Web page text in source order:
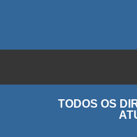
TODOS OS